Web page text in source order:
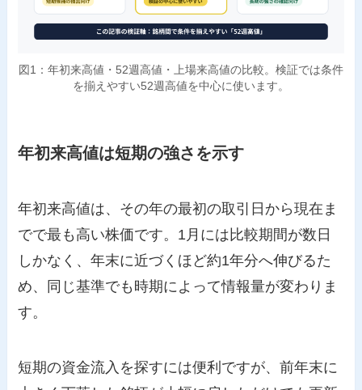
図1：年初来高値・52週高値・上場来高値の比較。検証では条件
を揃えやすい52週高値を中心に使います。
年初来高値は短期の強さを示す
年初来高値は、その年の最初の取引日から現在ま
でで最も高い株価です。1月には比較期間が数日
しかなく、年末に近づくほど約1年分へ伸びるた
め、同じ基準でも時期によって情報量が変わりま
す。
短期の資金流入を探すには便利ですが、前年末に